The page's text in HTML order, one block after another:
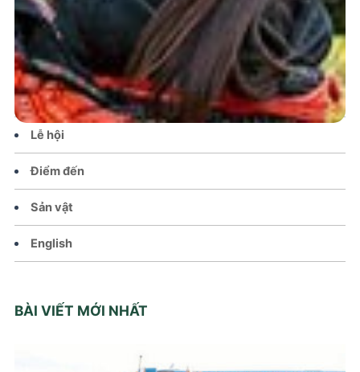
Tin tức – Sự kiện
Chính sách
Văn hoá – Đời sống
Lễ hội
Điểm đến
Sản vật
English
BÀI VIẾT MỚI NHẤT